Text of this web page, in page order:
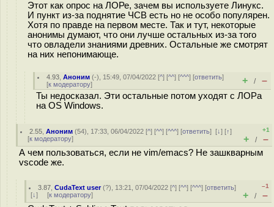
Этот как опрос на ЛОРе, зачем вы используете Линукс.
И пункт из-за поднятие ЧСВ есть но не особо популярен.
Хотя по правде на первом месте. Так и тут, некоторые
анонимы думают, что они лучше остальных из-за того
что овладели знаниями древних. Остальные же смотрят
на них непонимающе.
4.93 ,Аноним (-), 15:49, 07/04/2022 [^] [^^] [^^^] [ответить]
[к модератору] + / –
Ты недосказал. Эти остальные потом уходят с ЛОРа
на OS Windows.
2.55 ,Аноним (54), 17:33, 06/04/2022 [^] [^^] [^^^] [ответить][↓] [↑]
[к модератору]
+1
+ / –
А чем пользоваться, если не vim/emacs? Не зашкварным
vscode же.
3.87 ,CudaText user(?), 13:21, 07/04/2022 [^] [^^] [^^^] [ответить]
[↓] [к модератору]
–1
+ / –